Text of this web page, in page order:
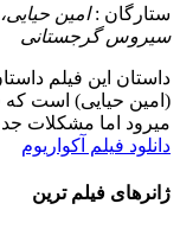
ستارگان :امین
سیروس گرجستانی
داستان این فیلم
(امین حیایی) است که
میرود اما مشکلات
دانلود فیلم آکواریوم
ژانرهای فیلم ترین